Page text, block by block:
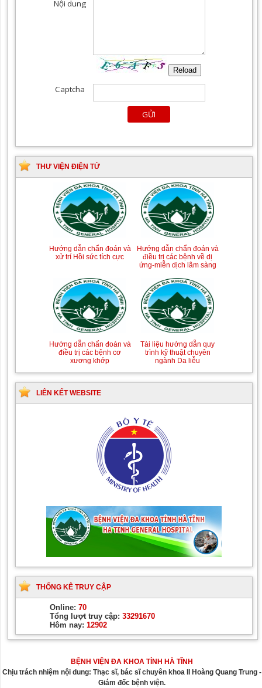
THƯ VIỆN ĐIỆN TỬ
Hướng dẫn chẩn đoán và
xử trí Hồi sức tích cực
Hướng dẫn chẩn đoán và
điều trị các bệnh về dị
ứng-miễn dịch lâm sàng
Hướng dẫn chẩn đoán và
điều trị các bệnh cơ
xương khớp
Tài liệu hướng dẫn quy
trình kỹ thuật chuyên
ngành Da liễu
LIÊN KẾT WEBSITE
THỐNG KÊ TRUY CẬP
Online: 70
Tổng lượt truy cập: 33291670
Hôm nay: 12902
BỆNH VIỆN ĐA KHOA TỈNH HÀ TĨNH
Chịu trách nhiệm nội dung: Thạc sĩ, bác sĩ chuyên khoa II Hoàng Quang Trung -
Giám đốc bệnh viện.